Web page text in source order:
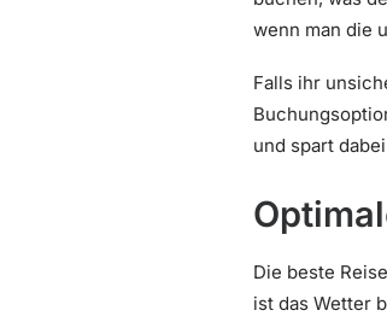
wenn man die
Falls ihr
und spart
Die beste
ist das Wetter